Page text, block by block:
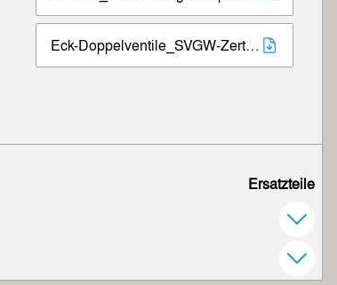
Eck-Doppelventile_SVGW-Zertifikat.pdf
Ersatzteile